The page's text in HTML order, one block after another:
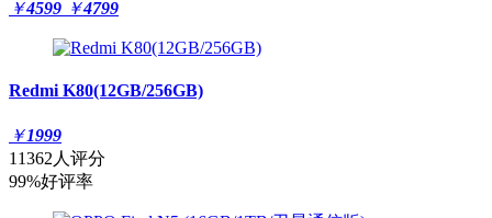
￥4599 ￥4799
Redmi K80(12GB/256GB)
￥1999
11362人评分
99%好评率